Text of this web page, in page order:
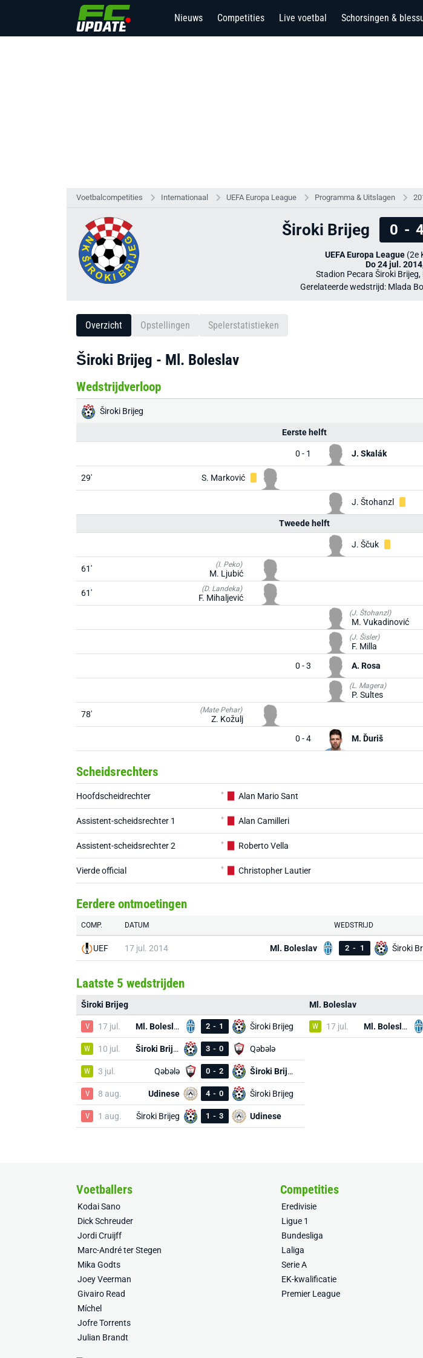
Nieuws Competities Live voetbal Schorsingen &
Voetbalcompetities Internationaal UEFA Europa League Programma & Uitslagen
Široki Brijeg 0 -
UEFA Europa League(2e
Do 24 jul.
Stadion Pecara Široki
Gerelateerde wedstrijd: Mlada
Overzicht Opstellingen Spelerstatistieken
Široki Brijeg - Ml. Boleslav
Wedstrijdverloop
Široki Brijeg
Eerste helft
0 - 1 J. Skalák
29' S. Marković
J. Štohanzl
Tweede helft
J. Ščuk
61' (I. Peko)
M. Ljubić
61'
(D. Landeka)
F. Mihaljević
(J. Štohanzl)
M. Vukadinović
(J. Šisler)
F. Milla
0 - 3 A. Rosa
(L. Magera)
P. Sultes
78' (Mate Pehar)
Z. Kožulj
0 - 4
M. Ďuriš
Scheidsrechters
Hoofdscheidrechter Alan Mario Sant
Assistent-scheidsrechter 1 Alan Camilleri
Assistent-scheidsrechter 2 Roberto Vella
Vierde official Christopher Lautier
Eerdere ontmoetingen
COMP. DATUM WEDSTRIJD
UEF 17 jul. 2014 Ml. Boleslav 2 - 1 Široki
Laatste 5 wedstrijden
Široki Brijeg
V 17 jul. Ml. Boleslav 2 - 1 Široki Brijeg
W 10 jul. Široki Brijeg 3 - 0 Qəbələ
W 3 jul. Qəbələ 0 - 2 Široki Brijeg
V 8 aug. Udinese 4 - 0 Široki Brijeg
V 1 aug. Široki Brijeg 1 - 3 Udinese
Ml. Boleslav
W 17 jul. Ml. Boleslav
Voetballers
Kodai Sano
Dick Schreuder
Jordi Cruijff
Marc-André ter Stegen
Mika Godts
Joey Veerman
Givairo Read
Míchel
Jofre Torrents
Julian Brandt
Competities
Eredivisie
Ligue 1
Bundesliga
Laliga
Serie A
EK-kwalificatie
Premier League